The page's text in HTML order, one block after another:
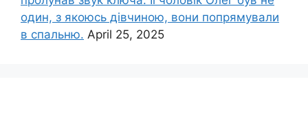
один, з якоюсь дівчиною, вони попрямували
в спальню. April 25, 2025